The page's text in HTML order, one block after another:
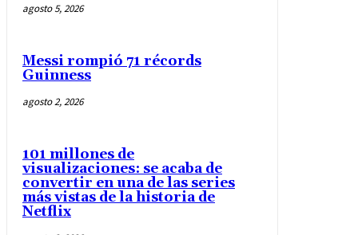
agosto 5, 2026
Messi rompió 71 récords
Guinness
agosto 2, 2026
101 millones de
visualizaciones: se acaba de
convertir en una de las series
más vistas de la historia de
Netflix